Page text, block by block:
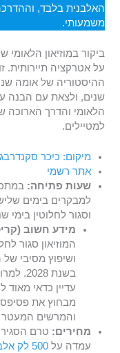
האלבנית בלבד,
משמעותי.
ביקור במוזיאון
על אטרקציה תיירותית.
ההיסטוריה של אומה
שנים, ולצאת עם הבנה
הלאומי והדרך
למטיילים.
מיקום: כיכר
אתר רשמי
שעות פתיחה:
וסגור לחלוטין בימי
מידע חשוב
המוזיאון סגור
ושיפוץ מסיבי
בשנת
עדיין כדאי
והמרשים המעטר
מחירים: טרם
עמדה על500 לק אלבני